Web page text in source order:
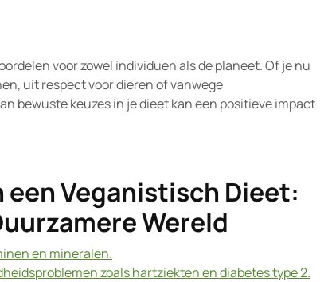
voor zowel individuen als de planeet. Of je nu
uit respect voor dieren of vanwege
bewuste keuzes in je dieet kan een positieve impact
een Veganistisch Dieet:
Wereld
en mineralen.
zoals hartziekten en diabetes type 2.